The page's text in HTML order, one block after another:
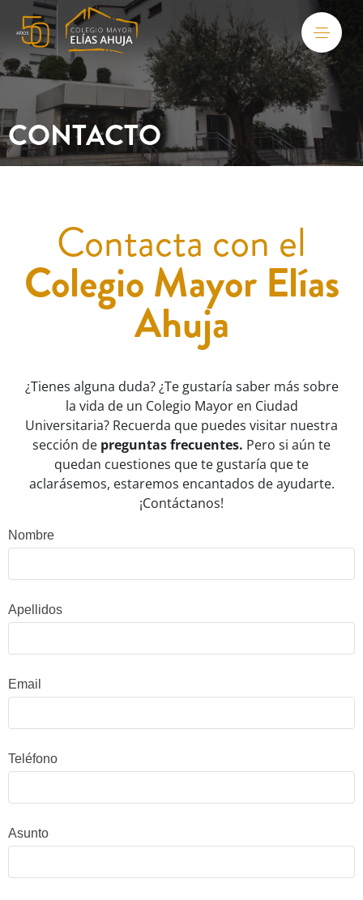
CONTACTO
Contacta con el
Colegio Mayor Elías
Ahuja
¿Tienes alguna duda? ¿Te gustaría saber más sobre
la vida de un Colegio Mayor en Ciudad
Universitaria? Recuerda que puedes visitar nuestra
sección de preguntas frecuentes. Pero si aún te
quedan cuestiones que te gustaría que te
aclarásemos, estaremos encantados de ayudarte.
¡Contáctanos!
Formulario
Nombre
Apellidos
Email
Teléfono
Asunto